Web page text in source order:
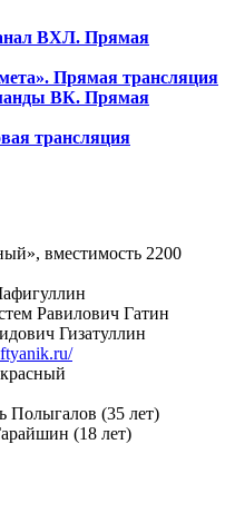
ВХЛ. Прямая
Прямая трансляция
ВК. Прямая
трансляция
вместимость 2200
Равилович Гатин
Гизатуллин
Полыгалов (35 лет)
(18 лет)